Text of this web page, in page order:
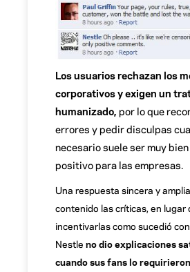
Los usuarios rechazan los
corporativos y exigen un
humanizado,por lo que
errores y pedir disculpas
necesario suele ser muy
positivo para las empresas.
Una respuesta sincera y
contenido las críticas, en lugar
incentivarlas como sucedió
Nestle no dio explicaciones
cuando sus fans lo